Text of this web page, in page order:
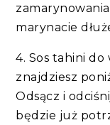
marynacie
4. Sos tahini do
znajdziesz
Odsącz i
będzie już